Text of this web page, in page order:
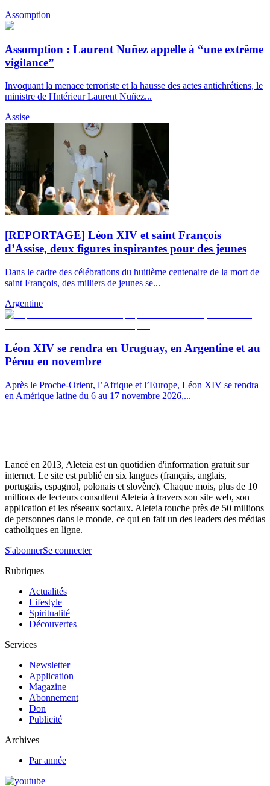
Assomption
Assomption : Laurent Nuñez appelle à “une extrême
vigilance”
Invoquant la menace terroriste et la hausse des actes antichrétiens, le
ministre de l'Intérieur Laurent Nuñez...
Assise
[REPORTAGE] Léon XIV et saint François
d’Assise, deux figures inspirantes pour des jeunes
Dans le cadre des célébrations du huitième centenaire de la mort de
saint François, des milliers de jeunes se...
Argentine
Léon XIV se rendra en Uruguay, en Argentine et au
Pérou en novembre
Après le Proche-Orient, l’Afrique et l’Europe, Léon XIV se rendra
en Amérique latine du 6 au 17 novembre 2026,...
Lancé en 2013, Aleteia est un quotidien d'information gratuit sur
internet. Le site est publié en six langues (français, anglais,
portugais, espagnol, polonais et slovène). Chaque mois, plus de 10
millions de lecteurs consultent Aleteia à travers son site web, son
application et les réseaux sociaux. Aleteia touche près de 50 millions
de personnes dans le monde, ce qui en fait un des leaders des médias
catholiques en ligne.
S'abonnerSe connecter
Rubriques
Actualités
Lifestyle
Spiritualité
Découvertes
Services
Newsletter
Application
Magazine
Abonnement
Don
Publicité
Archives
Par année